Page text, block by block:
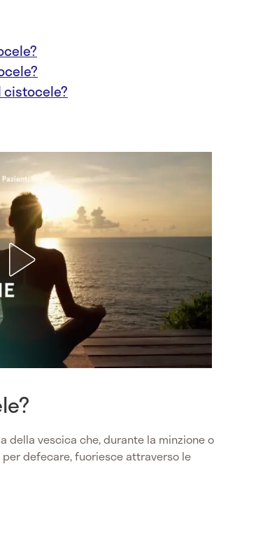
cistocele?
della vescica che, durante la minzione o
defecare, fuoriesce attraverso le